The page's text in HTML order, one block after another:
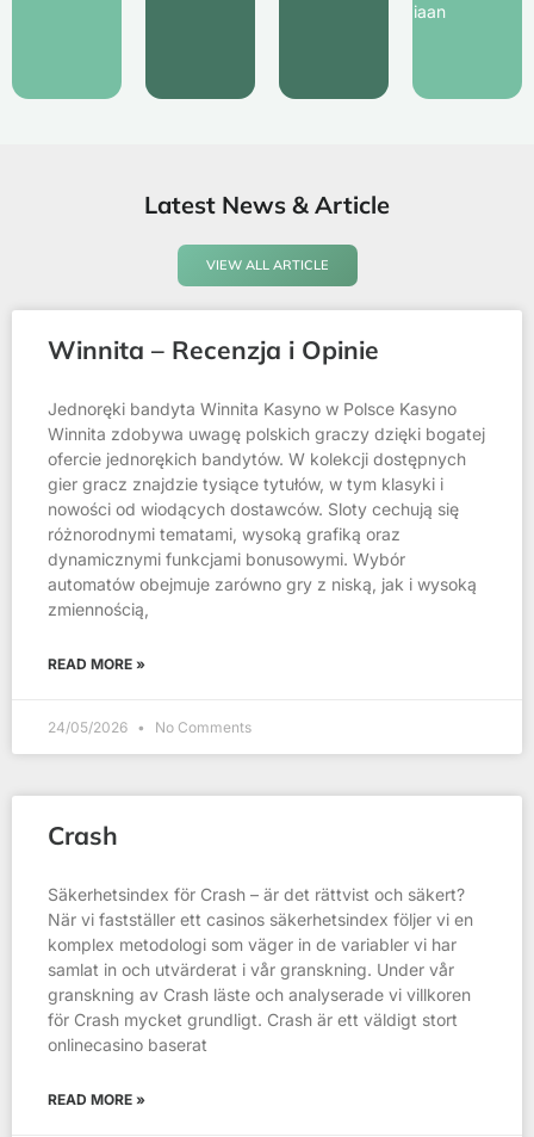
kebahagiaan
Latest News & Article
VIEW ALL ARTICLE
Winnita – Recenzja i Opinie
Jednoręki bandyta Winnita Kasyno w Polsce Kasyno
Winnita zdobywa uwagę polskich graczy dzięki bogatej
ofercie jednorękich bandytów. W kolekcji dostępnych
gier gracz znajdzie tysiące tytułów, w tym klasyki i
nowości od wiodących dostawców. Sloty cechują się
różnorodnymi tematami, wysoką grafiką oraz
dynamicznymi funkcjami bonusowymi. Wybór
automatów obejmuje zarówno gry z niską, jak i wysoką
zmiennością,
READ MORE »
24/05/2026 No Comments
Crash
Säkerhetsindex för Crash – är det rättvist och säkert?
När vi fastställer ett casinos säkerhetsindex följer vi en
komplex metodologi som väger in de variabler vi har
samlat in och utvärderat i vår granskning. Under vår
granskning av Crash läste och analyserade vi villkoren
för Crash mycket grundligt. Crash är ett väldigt stort
onlinecasino baserat
READ MORE »